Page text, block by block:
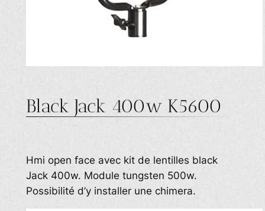
Black Jack 400w K5600
Hmi open face avec kit de lentilles black
Jack 400w. Module tungsten 500w.
Possibilité d’y installer une chimera.